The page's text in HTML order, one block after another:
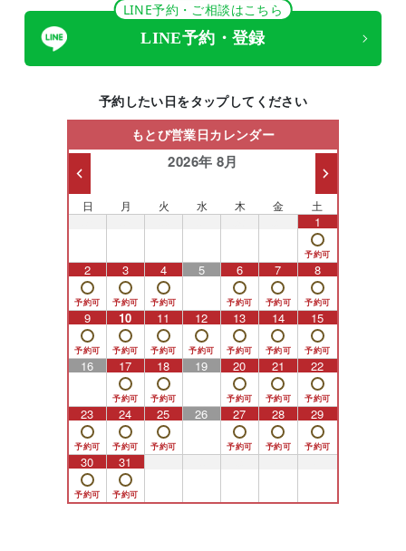
LINE予約・ご相談はこちら
LINE予約・登録
予約したい日をタップしてください
もとび営業日カレンダー
2026年 8月
日 月 火 水 木 金 土
1
2 3 4 5 6 7 8
9 10 11 12 13 14 15
16 17 18 19 20 21 22
23 24 25 26 27 28 29
30 31